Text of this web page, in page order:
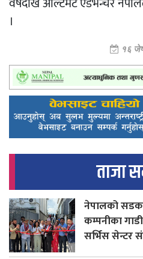
।
१६
ताजा
नेपालको
कम्पनीका
सर्भिस सेन्टर